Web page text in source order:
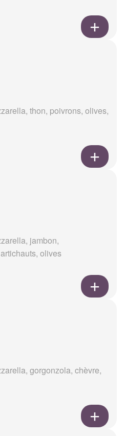
thon, poivrons, olives,
jambon,
olives
gorgonzola, chèvre,